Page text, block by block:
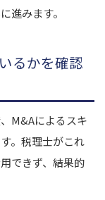
進みます。
るかを確認
M&Aによるスキ
。 税理士がこれ
できず、結果的